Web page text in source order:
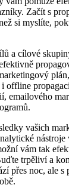
Začít s
si myslíte,
a cílové
offline
emailového
vašich
nástroje
vám tak
trpěliví a
přes noc, ale s